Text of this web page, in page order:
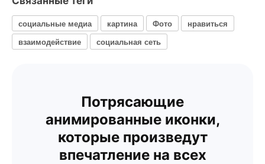
социальные медиа картина Фото
нравиться
взаимодействие
социальная сеть
Потрясающие
анимированные иконки,
которые произведут
впечатление на всех